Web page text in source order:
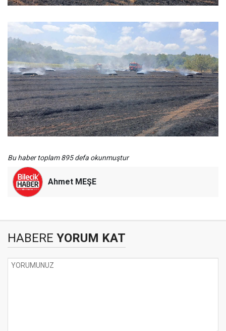
Bu haber toplam 895 defa okunmuştur
Ahmet MEŞE
HABERE YORUM KAT